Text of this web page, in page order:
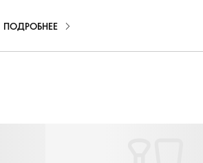
кожей?
ПОДРОБНЕЕ